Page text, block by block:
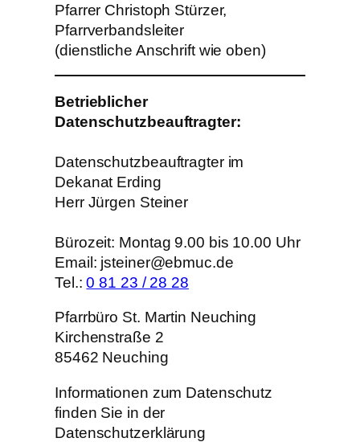
Pfarrer Christoph Stürzer,
Pfarrverbandsleiter
(dienstliche Anschrift wie oben)
Betrieblicher
Datenschutzbeauftragter:
Datenschutzbeauftragter im
Dekanat Erding
Herr Jürgen Steiner
Bürozeit: Montag 9.00 bis 10.00 Uhr
Email: jsteiner@ebmuc.de
Tel.:0 81 23 / 28 28
Pfarrbüro St. Martin Neuching
Kirchenstraße 2
85462 Neuching
Informationen zum Datenschutz
finden Sie in der
Datenschutzerklärung